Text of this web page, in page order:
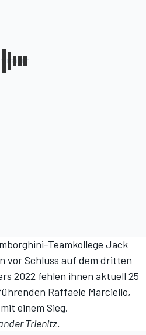
Teamkollege Jack
vor Schluss auf dem dritten
2022 fehlen ihnen aktuell 25
Raffaele Marciello,
einem Sieg.
Trienitz.